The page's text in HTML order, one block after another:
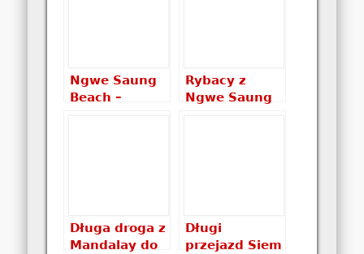
Ngwe Saung
Beach –
Rybacy z
Ngwe Saung
Długa droga z
Mandalay do
Długi
przejazd Siem